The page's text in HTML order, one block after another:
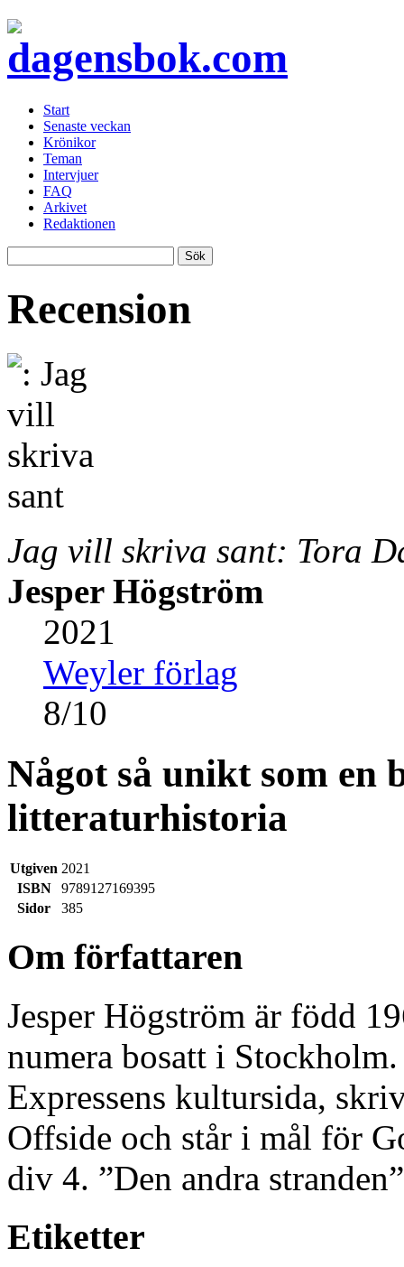
Start
Senaste veckan
Krönikor
Teman
Intervjuer
FAQ
Arkivet
Redaktionen
Recension
Jag vill skriva sant: Tora
Jesper Högström
2021
Weyler förlag
8/10
Något så unikt som en
litteraturhistoria
Utgiven 2021
ISBN
9789127169395
Sidor
385
Om författaren
Jesper Högström är född
numera bosatt i
Expressens kultursida,
Offside och står i mål för
div 4. ”Den andra
Etiketter